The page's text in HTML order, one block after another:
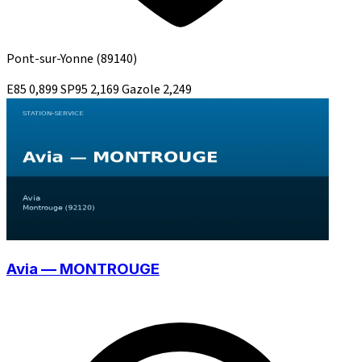
Pont-sur-Yonne (89140)
E850,899SP95 2,169Gazole 2,249
Avia — MONTROUGE